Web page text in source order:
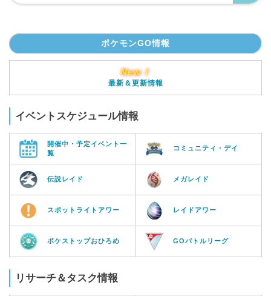
ポケモンGO情報
New！
最新＆更新情報
イベントスケジュール情報
開催中・予定イベント一
覧
コミュニティ・デイ
伝説レイド メガレイド
スポットライトアワー レイドアワー
ポケストップおひろめ GOバトルリーグ
リサーチ＆タスク情報